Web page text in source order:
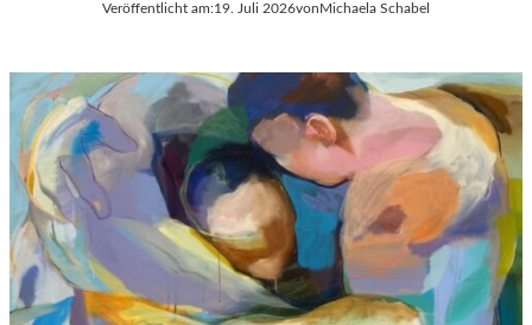
Veröffentlicht am:19. Juli 2026von Michaela Schabel